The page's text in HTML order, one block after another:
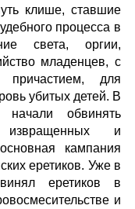
клише, ставшие
процесса в
света, оргии,
младенцев, с
причастием, для
убитых детей. В
начали обвинять
и
кампания
еретиков. Уже в
еретиков в
и